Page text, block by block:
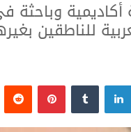
وباحثة
للناطقين
لينكدإن بينتيريست